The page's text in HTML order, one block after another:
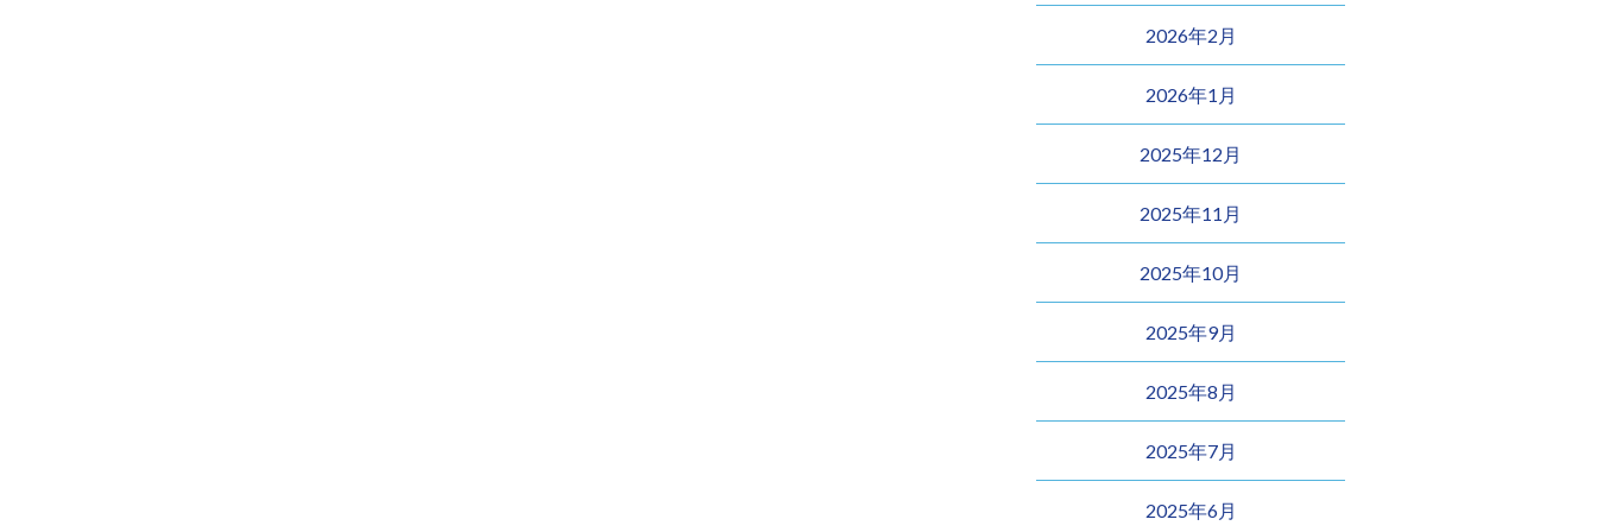
2026年2月
2026年1月
2025年12月
2025年11月
2025年10月
2025年9月
2025年8月
2025年7月
2025年6月